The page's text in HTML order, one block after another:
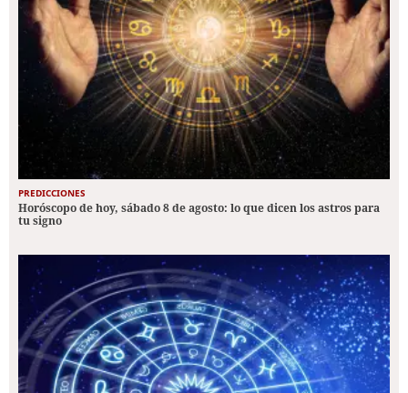
PREDICCIONES
Horóscopo de hoy, sábado 8 de agosto: lo que dicen los astros para
tu signo